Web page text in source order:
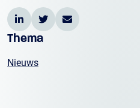
Thema
Nieuws